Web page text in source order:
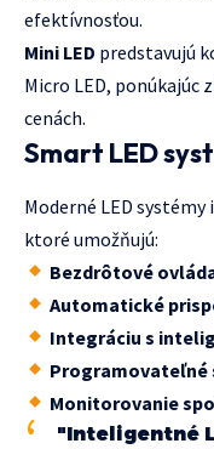
efektívnosťou.
Mini LED predstavujú
Micro LED,
cenách.
Smart LED
Moderné LED
ktoré umožňujú:
Bezdrôtové
Automatické
Integráciu s
Programovateľné
Monitorovanie
"Inteligentné